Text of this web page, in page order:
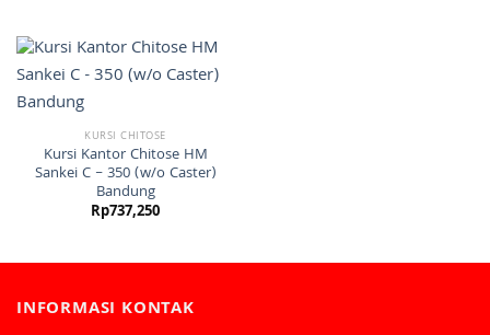
KURSI CHITOSE
Kursi Kantor Chitose HM
Sankei C – 350 (w/o Caster)
Bandung
Rp737,250
INFORMASI KONTAK